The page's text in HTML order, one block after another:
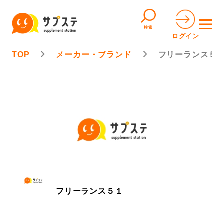
検索
ログイン
TOP メーカー・ブランド フリーランス５
フリーランス５１